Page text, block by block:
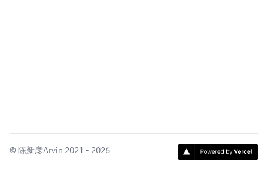
© 陈新彦Arvin 2021 - 2026